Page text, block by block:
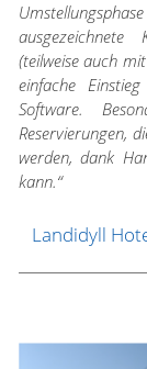
ausgezeichnete
(teilweise auch
einfache
Software.
Reservierungen,
werden, dank
kann.“
Landidyll